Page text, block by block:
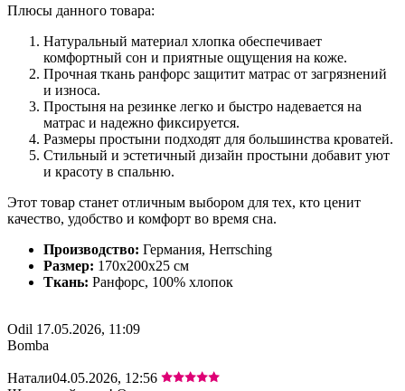
Плюсы данного товара:
Натуральный материал хлопка обеспечивает
комфортный сон и приятные ощущения на коже.
Прочная ткань ранфорс защитит матрас от загрязнений
и износа.
Простыня на резинке легко и быстро надевается на
матрас и надежно фиксируется.
Размеры простыни подходят для большинства кроватей.
Стильный и эстетичный дизайн простыни добавит уют
и красоту в спальню.
Этот товар станет отличным выбором для тех, кто ценит
качество, удобство и комфорт во время сна.
Производство: Германия, Herrsching
Размер: 170x200x25 cм
Ткань: Ранфорс, 100% хлопок
Odil 17.05.2026, 11:09
Bomba
Натали04.05.2026, 12:56